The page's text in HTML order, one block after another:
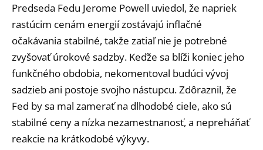
Predseda Fedu Jerome Powell uviedol, že napriek
rastúcim cenám energií zostávajú inflačné
očakávania stabilné, takže zatiaľ nie je potrebné
zvyšovať úrokové sadzby. Keďže sa blíži koniec jeho
funkčného obdobia, nekomentoval budúci vývoj
sadzieb ani postoje svojho nástupcu. Zdôraznil, že
Fed by sa mal zamerať na dlhodobé ciele, ako sú
stabilné ceny a nízka nezamestnanosť, a nepreháňať
reakcie na krátkodobé výkyvy.